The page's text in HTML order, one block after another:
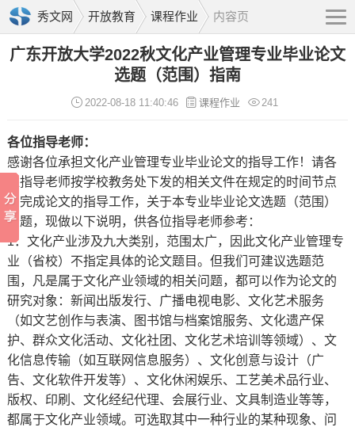
秀文网 开放教育 课程作业 内容页
广东开放大学2022秋文化产业管理专业毕业论文
选题（范围）指南
2022-08-18 11:40:46 课程作业 241
各位指导老师：
感谢各位承担文化产业管理专业毕业论文的指导工作！请各
位指导老师按学校教务处下发的相关文件在规定的时间节点
内完成论文的指导工作，关于本专业毕业论文选题（范围）
问题，现做以下说明，供各位指导老师参考：
1．文化产业涉及九大类别，范围太广，因此文化产业管理专
业（省校）不指定具体的论文题目。但我们可建议选题范
围，凡是属于文化产业领域的相关问题，都可以作为论文的
研究对象：新闻出版发行、广播电视电影、文化艺术服务
（如文艺创作与表演、图书馆与档案馆服务、文化遗产保
护、群众文化活动、文化社团、文化艺术培训等领域）、文
化信息传输（如互联网信息服务）、文化创意与设计（广
告、文化软件开发等）、文化休闲娱乐、工艺美术品行业、
版权、印刷、文化经纪代理、会展行业、文具制造业等等，
都属于文化产业领域。可选取其中一种行业的某种现象、问